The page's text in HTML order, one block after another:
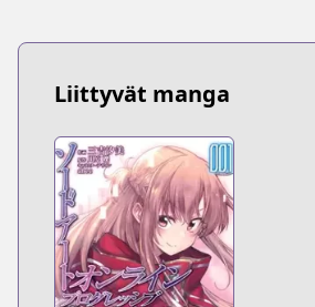
Liittyvät manga